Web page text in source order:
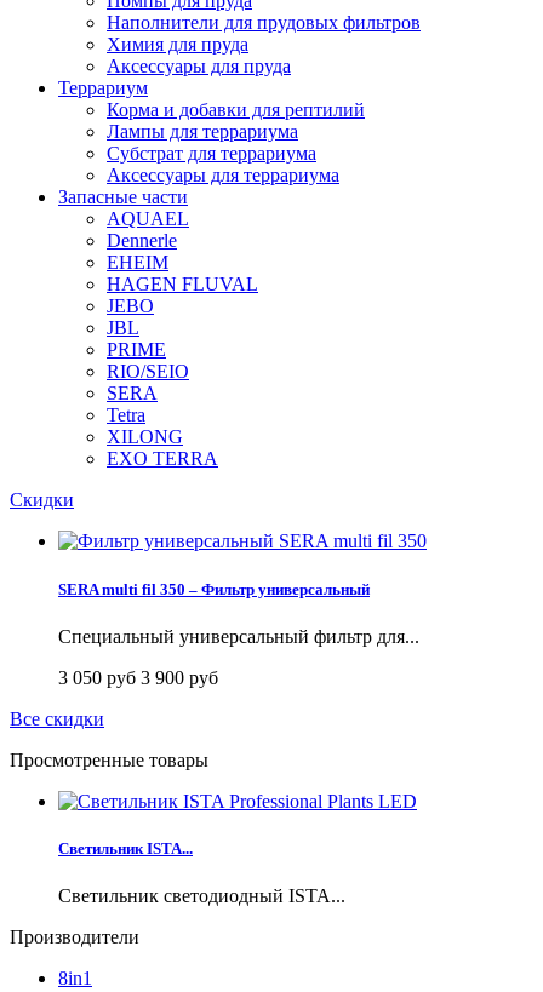
Наполнители для прудовых фильтров
Химия для пруда
Аксессуары для пруда
Террариум
Корма и добавки для рептилий
Лампы для террариума
Субстрат для террариума
Аксессуары для террариума
Запасные части
AQUAEL
Dennerle
EHEIM
HAGEN FLUVAL
JEBO
JBL
PRIME
RIO/SEIO
SERA
Tetra
XILONG
EXO TERRA
Скидки
SERA multi fil 350 – Фильтр универсальный
Специальный универсальный фильтр для...
3 050 руб 3 900 руб
Все скидки
Просмотренные товары
Светильник ISTA...
Светильник светодиодный ISTA...
Производители
8in1